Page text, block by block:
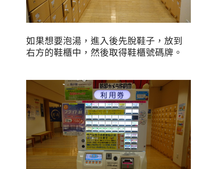
如果想要泡湯，進入後先脫鞋子，放到
右方的鞋櫃中，然後取得鞋櫃號碼牌。